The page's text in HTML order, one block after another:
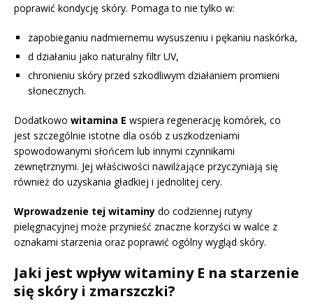
poprawić kondycję skóry. Pomaga to nie tylko w:
zapobieganiu nadmiernemu wysuszeniu i pękaniu naskórka,
d działaniu jako naturalny filtr UV,
chronieniu skóry przed szkodliwym działaniem promieni
słonecznych.
Dodatkowo witamina E wspiera regenerację komórek, co
jest szczególnie istotne dla osób z uszkodzeniami
spowodowanymi słońcem lub innymi czynnikami
zewnętrznymi. Jej właściwości nawilżające przyczyniają się
również do uzyskania gładkiej i jednolitej cery.
Wprowadzenie tej witaminy do codziennej rutyny
pielęgnacyjnej może przynieść znaczne korzyści w walce z
oznakami starzenia oraz poprawić ogólny wygląd skóry.
Jaki jest wpływ witaminy E na starzenie
się skóry i zmarszczki?